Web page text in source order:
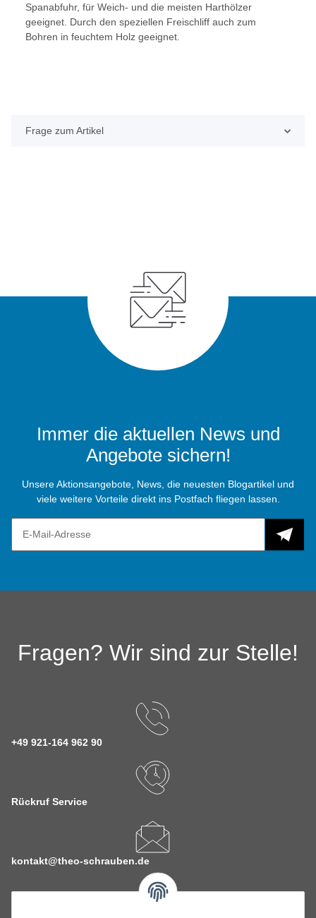
Spanabfuhr, für Weich- und die meisten Harthölzer
geeignet. Durch den speziellen Freischliff auch zum
Bohren in feuchtem Holz geeignet.
Frage zum Artikel
Immer die aktuellen News und
Angebote sichern!
Unsere Aktionsangebote, News, die neuesten Blogartikel und
viele weitere Vorteile direkt ins Postfach fliegen lassen.
Fragen? Wir sind zur Stelle!
+49 921-164 962 90
Rückruf Service
kontakt@theo-schrauben.de